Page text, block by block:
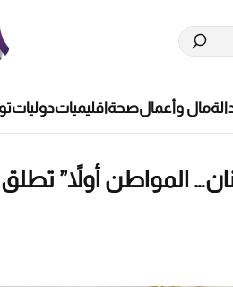
مال وأعمالصحةاقليمياتدوليات
المواطن أولاً”